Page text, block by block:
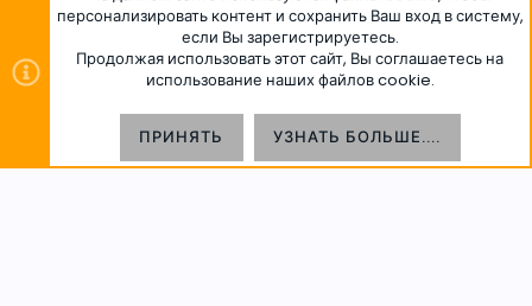
Главная
R
S
ВЕРХ
персонализировать контент и сохранить Ваш вход в систему,
если Вы зарегистрируетесь.
Продолжая использовать этот сайт, Вы соглашаетесь на
использование наших файлов cookie.
ПРИНЯТЬ УЗНАТЬ БОЛЬШЕ....